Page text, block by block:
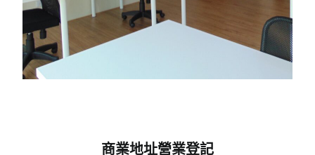
商業地址營業登記